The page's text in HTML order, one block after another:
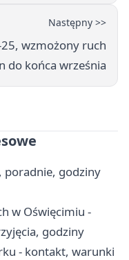
Następny >>
wzmożony ruch
do końca września
poradnie, godziny
w Oświęcimiu -
godziny
- kontakt, warunki